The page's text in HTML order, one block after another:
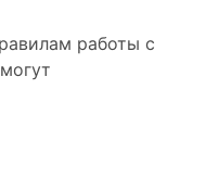
работы с